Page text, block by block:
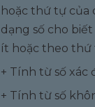
hoặc thứ tự
dạng số cho
ít hoặc theo thứ
+ Tính từ số xác
+ Tính từ số